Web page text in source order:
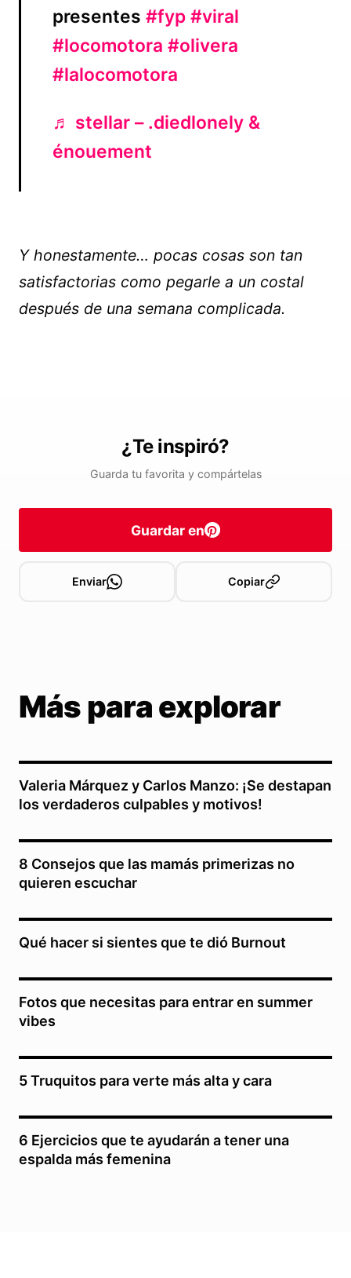
presentes #fyp #viral
#locomotora #olivera
#lalocomotora
♬ stellar – .diedlonely &
énouement
Y honestamente… pocas cosas son tan
satisfactorias como pegarle a un costal
después de una semana complicada.
¿Te inspiró?
Guarda tu favorita y compártelas
Guardar en
Enviar Copiar
Más para explorar
Valeria Márquez y Carlos Manzo: ¡Se destapan
los verdaderos culpables y motivos!
8 Consejos que las mamás primerizas no
quieren escuchar
Qué hacer si sientes que te dió Burnout
Fotos que necesitas para entrar en summer
vibes
5 Truquitos para verte más alta y cara
6 Ejercicios que te ayudarán a tener una
espalda más femenina